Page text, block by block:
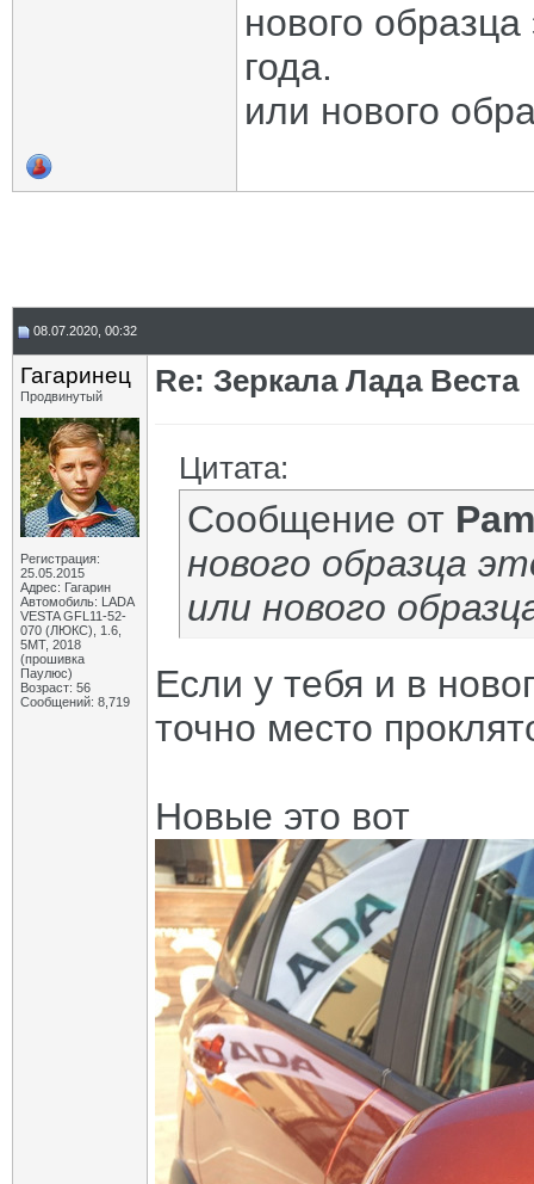
нового
года.
или нового
08.07.2020, 00:32
Гагаринец
Продвинутый
Регистрация:
25.05.2015
Адрес: Гагарин
Автомобиль: LADA
VESTA GFL11-52-
070 (ЛЮКС), 1.6,
5МТ, 2018
(прошивка
Паулюс)
Возраст: 56
Сообщений: 8,719
Re: Зеркала Лада Веста
Цитата:
Сообщение от
нового образца
или нового
Если у тебя и в
точно место
Новые это вот